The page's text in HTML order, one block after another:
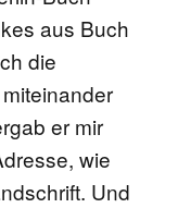
aus Buch
die
er mir
wie
Und